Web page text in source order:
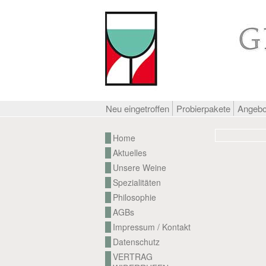
Neu eingetroffen Probierpakete
Home
Aktuelles
Unsere Weine
Spezialitäten
Philosophie
AGBs
Impressum / Kontakt
Datenschutz
VERTRAG